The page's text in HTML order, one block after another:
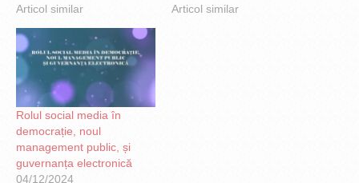
Articol similar
Articol similar
Rolul social media în
democrație, noul
management public, și
guvernanța electronică
04/12/2024